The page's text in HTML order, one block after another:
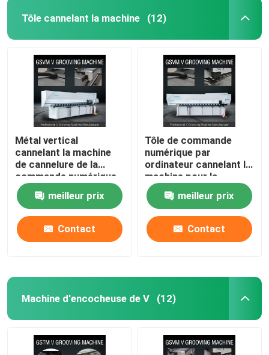
Tôle cannelant la machine (12)
Métal vertical
cannelant la machine
de cannelure de la
commande numérique
par ordinateur V de
machine pour
l'ornement 1250mm
meilleur prix
Contact
Tôle de commande
numérique par
ordinateur cannelant la
machine pour la
machine 1240
d'encocheuse du mur
rideau V en métal
meilleur prix
Contact
Machine d'encocheuse de V (12)